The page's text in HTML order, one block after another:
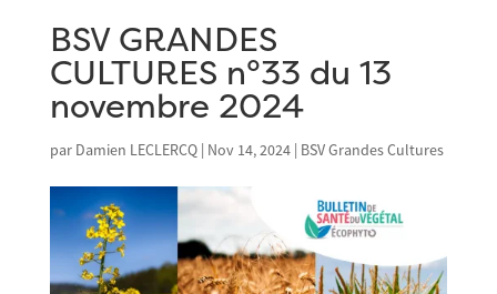
BSV GRANDES
CULTURES n°33 du 13
novembre 2024
par Damien LECLERCQ| Nov 14, 2024| BSV Grandes Cultures